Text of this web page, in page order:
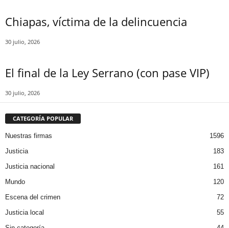
Threads
Chiapas, víctima de la delincuencia
30 julio, 2026
El final de la Ley Serrano (con pase VIP)
30 julio, 2026
CATEGORÍA POPULAR
Nuestras firmas
1596
Justicia
183
Justicia nacional
161
Mundo
120
Escena del crimen
72
Justicia local
55